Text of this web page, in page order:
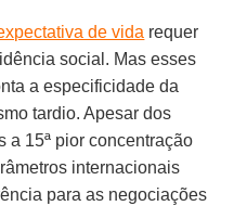
de vida requer
social. Mas esses
a especificidade da
tardio. Apesar dos
a 15ª pior concentração
internacionais
para as negociações